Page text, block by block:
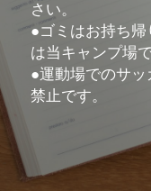
さい。
●ゴミはお持ち
は当キャンプ場
●運動場でのサ
禁止です。